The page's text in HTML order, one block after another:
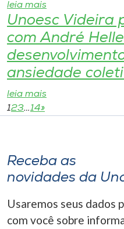
leia mais
Unoesc Videira
com André
ansiedade
leia mais
123…14»
Receba as
novidades da
Usaremos seus dados
com você sobre